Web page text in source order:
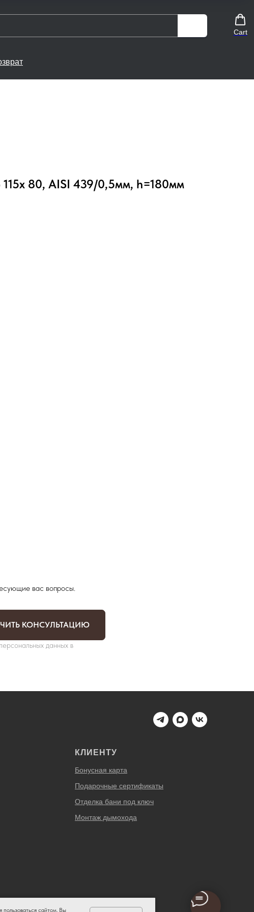
Cart
80, AISI 439/0,5мм, h=180мм
сайтом, Вы
вас вопросы.
данных в
КОНСУЛЬТАЦИЮ
КЛИЕНТУ
Бонусная карта
Подарочные сертификаты
Отделка бани под ключ
Монтаж дымохода